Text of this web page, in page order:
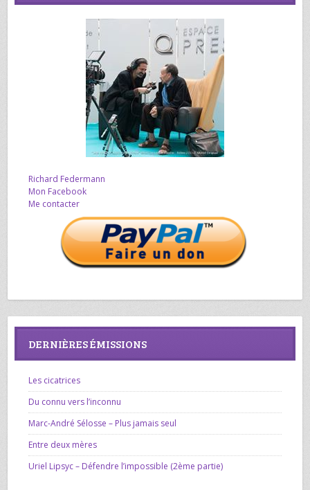
Richard Federmann
Mon Facebook
Me contacter
DERNIÈRES ÉMISSIONS
Les cicatrices
Du connu vers l’inconnu
Marc-André Sélosse – Plus jamais seul
Entre deux mères
Uriel Lipsyc – Défendre l’impossible (2ème partie)